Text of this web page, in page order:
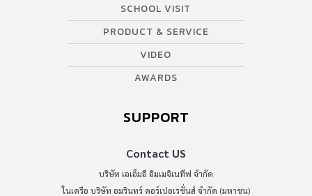
SCHOOL VISIT
PRODUCT & SERVICE
VIDEO
AWARDS
SUPPORT
Contact US
บริษัท เอเอ็มอี อิมเมจิเนทีฟ จำกัด
ในเครือ บริษัท อมรินทร์ คอร์เปอเรชั่นส์ จำกัด (มหาชน)